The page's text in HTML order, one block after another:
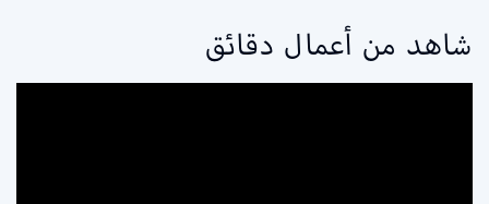
شاهد من أعمال دقائق